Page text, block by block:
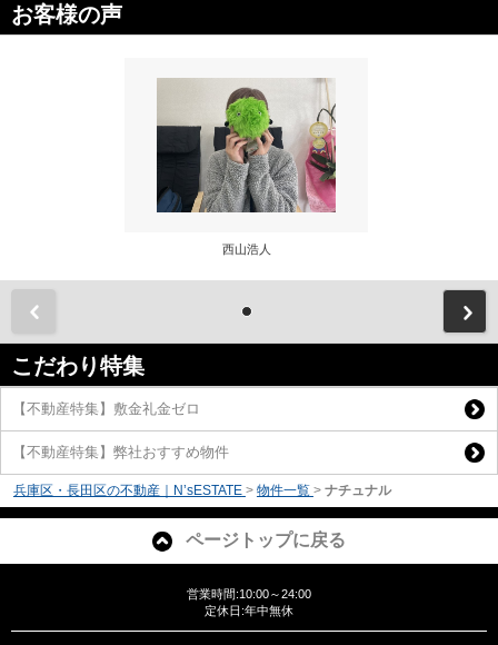
お客様の声
西山浩人
こだわり特集
【不動産特集】敷金礼金ゼロ
【不動産特集】弊社おすすめ物件
兵庫区・長田区の不動産｜N’sESTATE > 物件一覧 > ナチュナル
ページトップに戻る
営業時間:10:00～24:00
定休日:年中無休